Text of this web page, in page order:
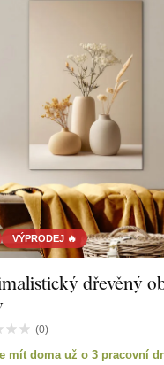
VÝPRODEJ 🔥
dřevěný
(0)
mít doma už o 3 pracovní